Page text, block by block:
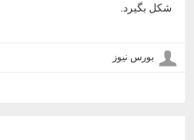
شکل بگیرد.
بورس نیوز